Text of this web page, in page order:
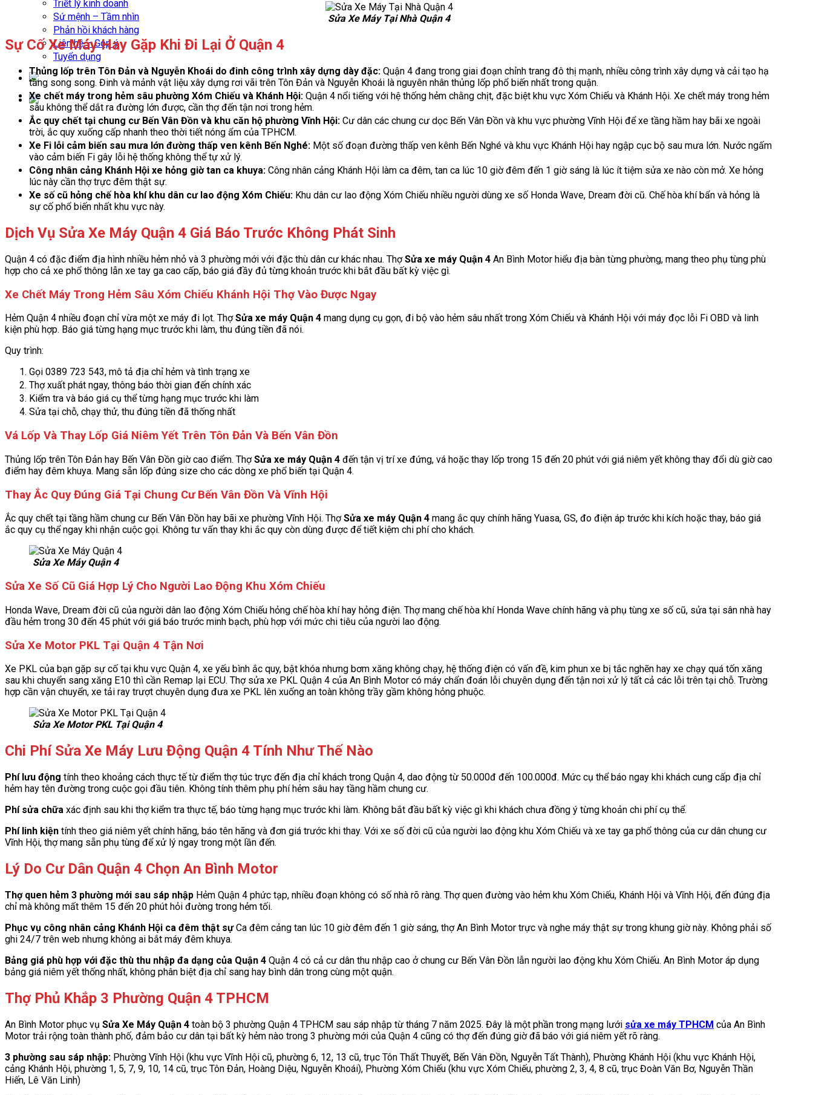
Triết lý kinh doanh
Sứ mệnh – Tầm nhìn
Phản hồi khách hàng
Liên hệ – Góp ý
Tuyển dụng
Sửa Xe Máy Tại Nhà Quận 4
Sự Cố Xe Máy Hay Gặp Khi Đi Lại Ở Quận 4
Thủng lốp trên Tôn Đản và Nguyễn Khoái do đinh công trình xây dựng dày đặc: Quận 4 đang trong giai đoạn chỉnh trang đô thị mạnh, nhiều công trình xây dựng và cải tạo hạ
tầng song song. Đinh và mảnh vật liệu xây dựng rơi vãi trên Tôn Đản và Nguyễn Khoái là nguyên nhân thủng lốp phổ biến nhất trong quận.
Xe chết máy trong hẻm sâu phường Xóm Chiếu và Khánh Hội: Quận 4 nổi tiếng với hệ thống hẻm chằng chịt, đặc biệt khu vực Xóm Chiếu và Khánh Hội. Xe chết máy trong hẻm
sâu không thể dắt ra đường lớn được, cần thợ đến tận nơi trong hẻm.
Ắc quy chết tại chung cư Bến Vân Đồn và khu căn hộ phường Vĩnh Hội: Cư dân các chung cư dọc Bến Vân Đồn và khu vực phường Vĩnh Hội để xe tầng hầm hay bãi xe ngoài
trời, ắc quy xuống cấp nhanh theo thời tiết nóng ẩm của TPHCM.
Xe Fi lỗi cảm biến sau mưa lớn đường thấp ven kênh Bến Nghé: Một số đoạn đường thấp ven kênh Bến Nghé và khu vực Khánh Hội hay ngập cục bộ sau mưa lớn. Nước ngấm
vào cảm biến Fi gây lỗi hệ thống không thể tự xử lý.
Công nhân cảng Khánh Hội xe hỏng giờ tan ca khuya: Công nhân cảng Khánh Hội làm ca đêm, tan ca lúc 10 giờ đêm đến 1 giờ sáng là lúc ít tiệm sửa xe nào còn mở. Xe hỏng
lúc này cần thợ trực đêm thật sự.
Xe số cũ hỏng chế hòa khí khu dân cư lao động Xóm Chiếu: Khu dân cư lao động Xóm Chiếu nhiều người dùng xe số Honda Wave, Dream đời cũ. Chế hòa khí bẩn và hỏng là
sự cố phổ biến nhất khu vực này.
Dịch Vụ Sửa Xe Máy Quận 4 Giá Báo Trước Không Phát Sinh
Quận 4 có đặc điểm địa hình nhiều hẻm nhỏ và 3 phường mới với đặc thù dân cư khác nhau. ThợSửa xe máy Quận 4 An Bình Motor hiểu địa bàn từng phường, mang theo phụ tùng phù
hợp cho cả xe phổ thông lẫn xe tay ga cao cấp, báo giá đầy đủ từng khoản trước khi bắt đầu bất kỳ việc gì.
Xe Chết Máy Trong Hẻm Sâu Xóm Chiếu Khánh Hội Thợ Vào Được Ngay
Hẻm Quận 4 nhiều đoạn chỉ vừa một xe máy đi lọt. ThợSửa xe máy Quận 4 mang dụng cụ gọn, đi bộ vào hẻm sâu nhất trong Xóm Chiếu và Khánh Hội với máy đọc lỗi Fi OBD và linh
kiện phù hợp. Báo giá từng hạng mục trước khi làm, thu đúng tiền đã nói.
Quy trình:
Gọi 0389 723 543, mô tả địa chỉ hẻm và tình trạng xe
Thợ xuất phát ngay, thông báo thời gian đến chính xác
Kiểm tra và báo giá cụ thể từng hạng mục trước khi làm
Sửa tại chỗ, chạy thử, thu đúng tiền đã thống nhất
Vá Lốp Và Thay Lốp Giá Niêm Yết Trên Tôn Đản Và Bến Vân Đồn
Thủng lốp trên Tôn Đản hay Bến Vân Đồn giờ cao điểm. ThợSửa xe máy Quận 4 đến tận vị trí xe đứng, vá hoặc thay lốp trong 15 đến 20 phút với giá niêm yết không thay đổi dù giờ cao
điểm hay đêm khuya. Mang sẵn lốp đúng size cho các dòng xe phổ biến tại Quận 4.
Thay Ắc Quy Đúng Giá Tại Chung Cư Bến Vân Đồn Và Vĩnh Hội
Ắc quy chết tại tầng hầm chung cư Bến Vân Đồn hay bãi xe phường Vĩnh Hội. ThợSửa xe máy Quận 4 mang ắc quy chính hãng Yuasa, GS, đo điện áp trước khi kích hoặc thay, báo giá
ắc quy cụ thể ngay khi nhận cuộc gọi. Không tư vấn thay khi ắc quy còn dùng được để tiết kiệm chi phí cho khách.
Sửa Xe Máy Quận 4
Sửa Xe Số Cũ Giá Hợp Lý Cho Người Lao Động Khu Xóm Chiếu
Honda Wave, Dream đời cũ của người dân lao động Xóm Chiếu hỏng chế hòa khí hay hỏng điện. Thợ mang chế hòa khí Honda Wave chính hãng và phụ tùng xe số cũ, sửa tại sân nhà hay
đầu hẻm trong 30 đến 45 phút với giá báo trước minh bạch, phù hợp với mức chi tiêu của người lao động.
Sửa Xe Motor PKL Tại Quận 4 Tận Nơi
Xe PKL của bạn gặp sự cố tại khu vực Quận 4, xe yếu bình ắc quy, bật khóa nhưng bơm xăng không chạy, hệ thống điện có vấn đề, kim phun xe bị tắc nghẽn hay xe chạy quá tốn xăng
sau khi chuyển sang xăng E10 thì cần Remap lại ECU. Thợ sửa xe PKL Quận 4 của An Bình Motor có máy chẩn đoán lỗi chuyên dụng đến tận nơi xử lý tất cả các lỗi trên tại chỗ. Trường
hợp cần vận chuyển, xe tải ray trượt chuyên dụng đưa xe PKL lên xuống an toàn không trầy gầm không hỏng phuộc.
Sửa Xe Motor PKL Tại Quận 4
Chi Phí Sửa Xe Máy Lưu Động Quận 4 Tính Như Thế Nào
Phí lưu động tính theo khoảng cách thực tế từ điểm thợ túc trực đến địa chỉ khách trong Quận 4, dao động từ 50.000đ đến 100.000đ. Mức cụ thể báo ngay khi khách cung cấp địa chỉ
hẻm hay tên đường trong cuộc gọi đầu tiên. Không tính thêm phụ phí hẻm sâu hay tầng hầm chung cư.
Phí sửa chữa xác định sau khi thợ kiểm tra thực tế, báo từng hạng mục trước khi làm. Không bắt đầu bất kỳ việc gì khi khách chưa đồng ý từng khoản chi phí cụ thể.
Phí linh kiện tính theo giá niêm yết chính hãng, báo tên hãng và đơn giá trước khi thay. Với xe số đời cũ của người lao động khu Xóm Chiếu và xe tay ga phổ thông của cư dân chung cư
Vĩnh Hội, thợ mang sẵn phụ tùng để xử lý ngay trong một lần đến.
Lý Do Cư Dân Quận 4 Chọn An Bình Motor
Thợ quen hẻm 3 phường mới sau sáp nhập Hẻm Quận 4 phức tạp, nhiều đoạn không có số nhà rõ ràng. Thợ quen đường vào hẻm khu Xóm Chiếu, Khánh Hội và Vĩnh Hội, đến đúng địa
chỉ mà không mất thêm 15 đến 20 phút hỏi đường trong hẻm tối.
Phục vụ công nhân cảng Khánh Hội ca đêm thật sựCa đêm cảng tan lúc 10 giờ đêm đến 1 giờ sáng, thợ An Bình Motor trực và nghe máy thật sự trong khung giờ này. Không phải số
ghi 24/7 trên web nhưng không ai bắt máy đêm khuya.
Bảng giá phù hợp với đặc thù thu nhập đa dạng của Quận 4 Quận 4 có cả cư dân thu nhập cao ở chung cư Bến Vân Đồn lẫn người lao động khu Xóm Chiếu. An Bình Motor áp dụng
bảng giá niêm yết thống nhất, không phân biệt địa chỉ sang hay bình dân trong cùng một quận.
Thợ Phủ Khắp 3 Phường Quận 4 TPHCM
An Bình Motor phục vụ Sửa Xe Máy Quận 4 toàn bộ 3 phường Quận 4 TPHCM sau sáp nhập từ tháng 7 năm 2025. Đây là một phần trong mạng lưới sửa xe máy TPHCM của An Bình
Motor trải rộng toàn thành phố, đảm bảo cư dân tại bất kỳ hẻm nào trong 3 phường mới của Quận 4 cũng có thợ đến đúng giờ đã báo với giá niêm yết rõ ràng.
3 phường sau sáp nhập: Phường Vĩnh Hội (khu vực Vĩnh Hội cũ, phường 6, 12, 13 cũ, trục Tôn Thất Thuyết, Bến Vân Đồn, Nguyễn Tất Thành), Phường Khánh Hội (khu vực Khánh Hội,
cảng Khánh Hội, phường 1, 5, 7, 9, 10, 14 cũ, trục Tôn Đản, Hoàng Diệu, Nguyễn Khoái), Phường Xóm Chiếu (khu vực Xóm Chiếu, phường 2, 3, 4, 8 cũ, trục Đoàn Văn Bơ, Nguyễn Thần
Hiến, Lê Văn Linh)